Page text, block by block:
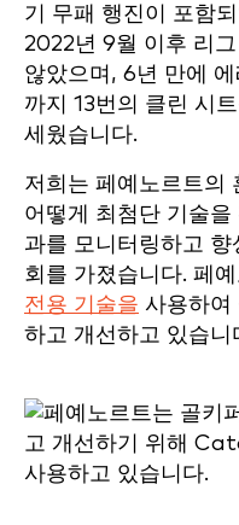
기 무패 행진이 포함
2022년 9월 이후 리
않았으며, 6년 만에
까지 13번의 클린 시
세웠습니다.
저희는 페예노르트의
어떻게 최첨단 기술
과를 모니터링하고 향
회를 가졌습니다. 페
전용 기술을 사용하여
하고 개선하고 있습니